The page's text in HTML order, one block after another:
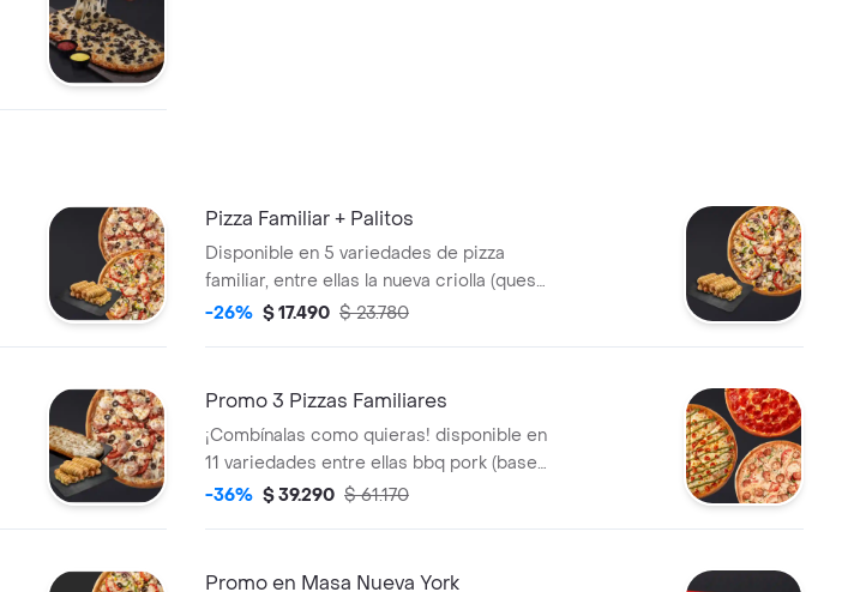
Pizza Familiar + Palitos
Disponible en 5 variedades de pizza
familiar, entre ellas la nueva criolla (queso,
pimiento verde, tomate,
de canela.
-26% $ 17.490 $ 23.780
Promo 3 Pizzas Familiares
¡Combínalas como quieras! disponible en
11 variedades entre ellas bbq pork (base
bbq, jamón, pepperoni, cebolla morada) y
-36% $ 39.290 $ 61.170
Promo en Masa Nueva York